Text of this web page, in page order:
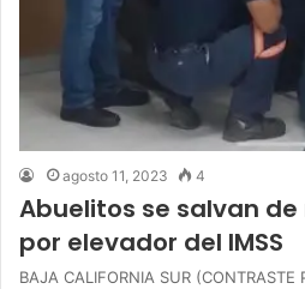
agosto 11, 2023 4
Abuelitos se salvan
por elevador del IMSS
BAJA CALIFORNIA SUR